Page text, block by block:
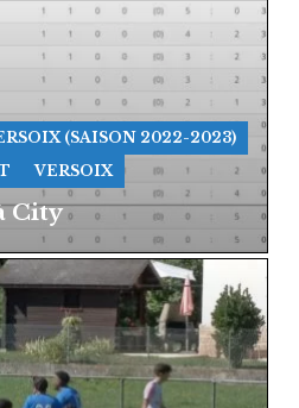
(SAISON 2022-2023)
VERSOIX
City